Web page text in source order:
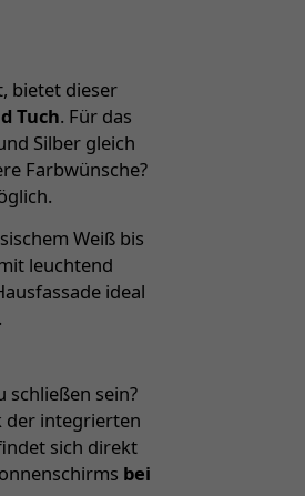
bietet dieser
Tuch. Für das
Silber gleich
Farbwünsche?
Weiß bis
leuchtend
ideal
schließen sein?
der integrierten
sich direkt
bei